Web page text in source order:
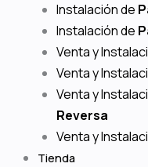
Instalación de
Instalación de
Venta y
Venta y
Venta y
Reversa
Venta y
Tienda